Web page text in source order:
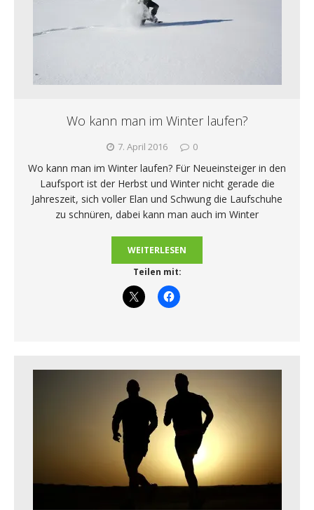
Wo kann man im Winter laufen?
7. April 2016 0
Wo kann man im Winter laufen? Für Neueinsteiger in den
Laufsport ist der Herbst und Winter nicht gerade die
Jahreszeit, sich voller Elan und Schwung die Laufschuhe
zu schnüren, dabei kann man auch im Winter
WEITERLESEN
Teilen mit: